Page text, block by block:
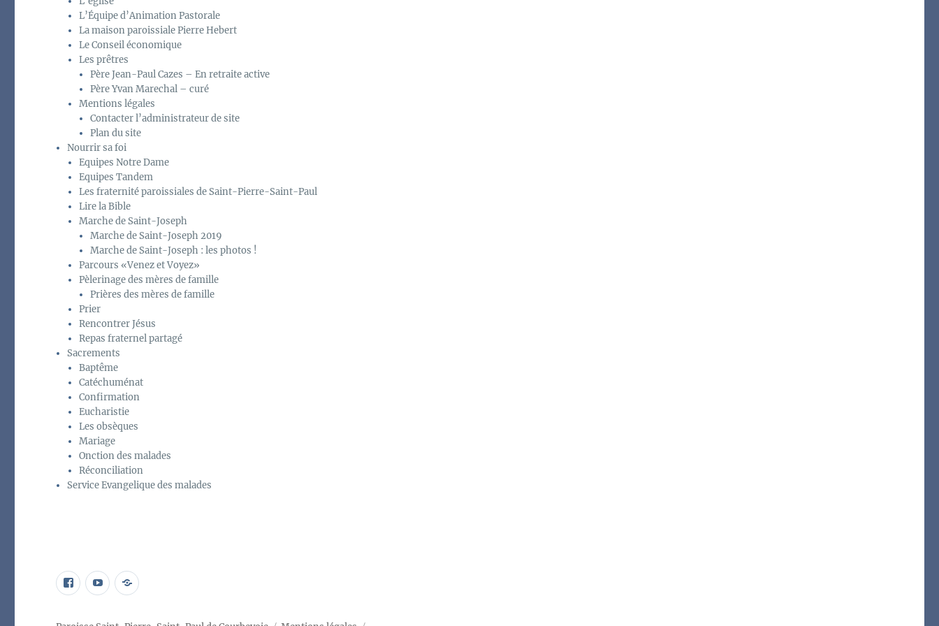
L’Équipe d’Animation Pastorale
La maison paroissiale Pierre Hebert
Le Conseil économique
Les prêtres
Père Jean-Paul Cazes – En retraite active
Père Yvan Marechal – curé
Mentions légales
Contacter l’administrateur de site
Plan du site
Nourrir sa foi
Equipes Notre Dame
Equipes Tandem
Les fraternité paroissiales de Saint-Pierre-Saint-Paul
Lire la Bible
Marche de Saint-Joseph
Marche de Saint-Joseph 2019
Marche de Saint-Joseph : les photos !
Parcours «Venez et Voyez»
Pèlerinage des mères de famille
Prières des mères de famille
Prier
Rencontrer Jésus
Repas fraternel partagé
Sacrements
Baptême
Catéchuménat
Confirmation
Eucharistie
Les obsèques
Mariage
Onction des malades
Réconciliation
Service Evangelique des malades
page Élément
menu
Programme
chœur